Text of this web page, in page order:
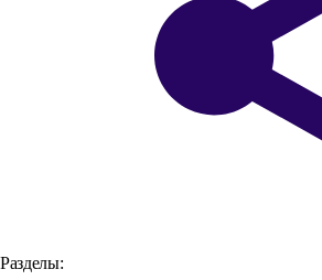
Разделы: